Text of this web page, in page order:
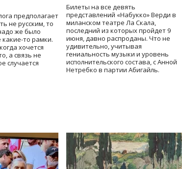
предполагает
не русским, то
же было
какие-то рамки.
хочется
а связь не
случается
Билеты на все девять
представлений «Набукко» Верди в
миланском театре Ла Скала,
последний из которых пройдет 9
июня, давно распроданы. Что не
удивительно, учитывая
гениальность музыки и уровень
исполнительского состава, с Анной
Нетребко в партии Абигайль.